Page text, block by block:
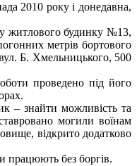
2010 року і донедавна,
житлового будинку №13,
метрів бортового
Б. Хмельницького, 500
проведено під його
– знайти можливість та
могили воїнам
відкрито додатково
працюють без боргів.